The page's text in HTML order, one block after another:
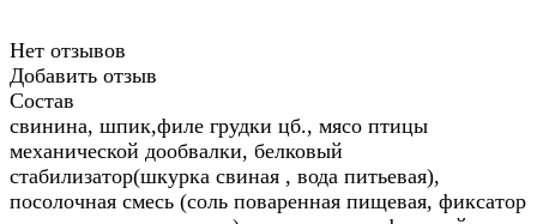
Нет отзывов
Добавить отзыв
Состав
свинина, шпик,филе грудки цб., мясо птицы
механической дообвалки, белковый
стабилизатор(шкурка свиная , вода питьевая),
посолочная смесь (соль поваренная пищевая, фиксатор